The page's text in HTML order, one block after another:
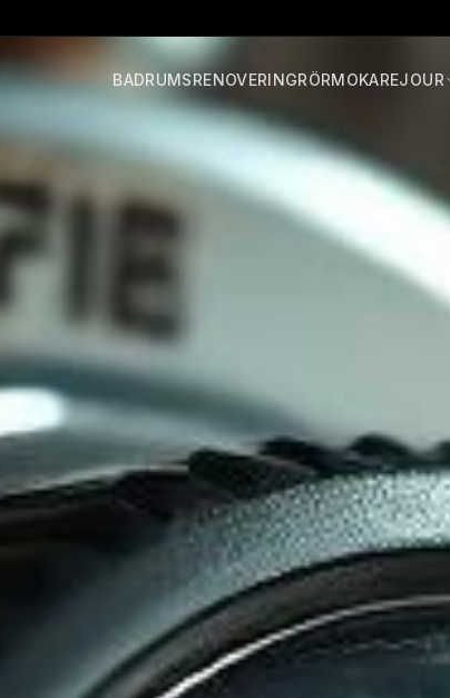
BADRUMSRENOVERINGRÖRMOKAREJOUR